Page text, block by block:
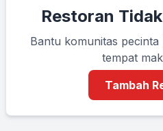
Restoran
Bantu komunitas
tempat
Tambah